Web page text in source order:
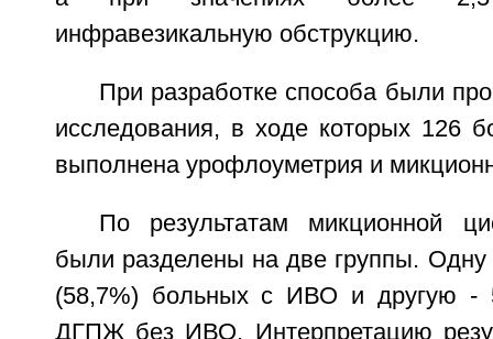
инфравезикальную обструкцию.
При разработке способа были
исследования, в ходе которых
выполнена урофлоуметрия и
По результатам микционной
были разделены на две группы. Одну
(58,7%) больных с ИВО и другую -
ДГПЖ без ИВО. Интерпретацию